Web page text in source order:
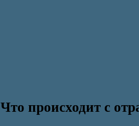
Что происходит с